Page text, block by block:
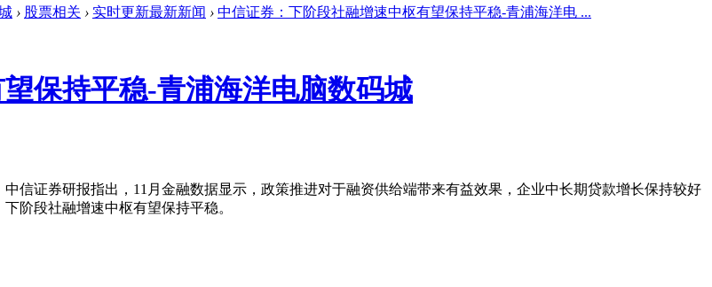
› 股票相关 › 实时更新最新新闻 › 中信证券：下阶段社融增速中枢有望保持平稳-青浦海洋电 ...
保持平稳-青浦海洋电脑数码城
证券研报指出，11月金融数据显示，政策推进对于融资供给端带来有益效果，企业中长期贷款增长保持较好
阶段社融增速中枢有望保持平稳。